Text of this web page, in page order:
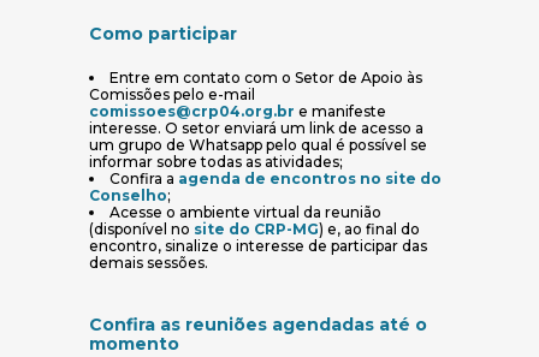
Como participar
Entre em contato com o Setor de Apoio às
Comissões pelo e-mail
comissoes@crp04.org.br e manifeste
interesse. O setor enviará um link de acesso a
um grupo de Whatsapp pelo qual é possível se
informar sobre todas as atividades;
Confira a agenda de encontros no site do
Conselho(abre em nova janela)
;
Acesse o ambiente virtual da reunião
(disponível no site do CRP-MG(abre em nova janela)
) e, ao final do
encontro, sinalize o interesse de participar das
demais sessões.
Confira as reuniões agendadas até o
momento